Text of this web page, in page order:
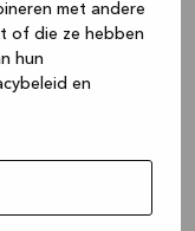
met andere
of die ze hebben
hun
en
console for more